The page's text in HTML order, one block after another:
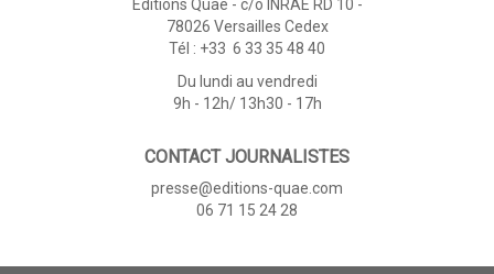
Éditions Quae - c/o INRAE RD 10 -
78026 Versailles Cedex
Tél : +33 6 33 35 48 40
Du lundi au vendredi
9h - 12h/ 13h30 - 17h
CONTACT JOURNALISTES
presse@editions-quae.com
06 71 15 24 28